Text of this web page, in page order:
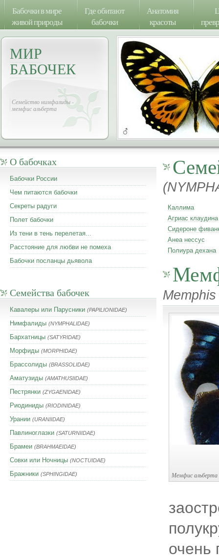
Бабочки в мире
живой природы
Где обитают
бабочки
Анатомия
красоты
МИР
БАБОЧЕК
Семейство нимфалиды -
мемфис альберта
О бабочках
Бабочки России
Чем питаются бабочки
Секреты радуги
Полет бабочки
Из тени в тень перелетая...
Расстояние для любви не помеха
Бабочки посланцы дьявола
Семейства бабочек
Кавалеры или Парусники (PAPILIONIDAE)
Нимфалиды (NYMPHALIDAE)
Бархатницы (SATYRIDAE)
Морфиды (MORPHIDAE)
Брассолиды (BRASSOLIDAE)
Аматузиды (AMATHUSIIDAE)
Пестрянки (ZYGAENIDAE)
Риодиниды (RIODINIDAE)
Урании (URANIIDAE)
Павлиноглазки (SATURNIIDAE)
Брамеи (BRAHMAEIDAE)
Совки или Ночницы (NOCTUIDAE)
Бражники (SPHINGIDAE)
Каллима
Агриас клаудина
Сидероне
Анеа нессус
Полиура дехана
Мемфис альберта
очень